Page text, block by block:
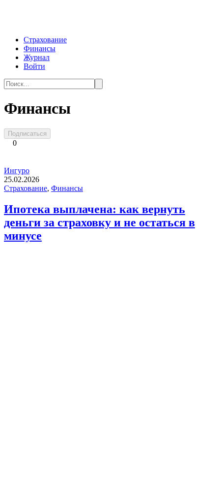
Страхование
Финансы
Журнал
Войти
Search
for:
Финансы
Подписаться
0
Ингуро
25.02.2026
Страхование, Финансы
Ипотека выплачена: как вернуть
деньги за страховку и не остаться в
минусе